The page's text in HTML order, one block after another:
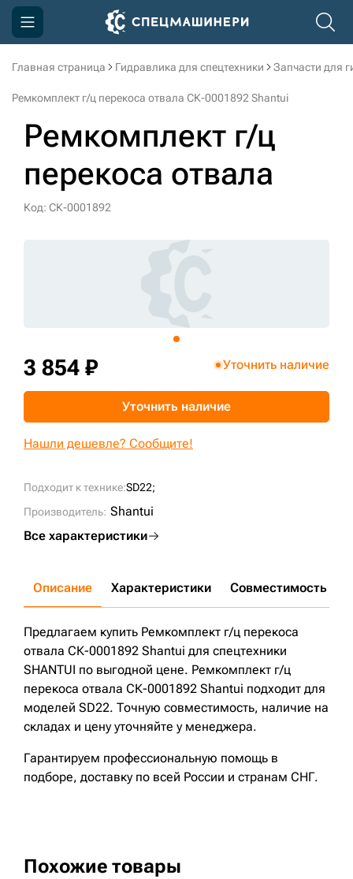
Главная страница Гидравлика для спецтехники Запчасти для
Ремкомплект г/ц перекоса отвала СК-0001892 Shantui
Ремкомплект г/ц
перекоса отвала
Код: СК-0001892
Подходит к технике:SD22;
Производитель: Shantui
Все характеристики
3 854 ₽ Уточнить наличие
Уточнить наличие
Нашли дешевле? Сообщите!
Описание Характеристики Совместимость
Предлагаем купить Ремкомплект г/ц перекоса
отвала СК-0001892 Shantui для спецтехники
SHANTUI по выгодной цене. Ремкомплект г/ц
перекоса отвала СК-0001892 Shantui подходит для
моделей SD22. Точную совместимость, наличие на
складах и цену уточняйте у менеджера.
Гарантируем профессиональную помощь в
подборе, доставку по всей России и странам СНГ.
Похожие товары
Компания
Доставка и оплата
Информация
Контакты
+7 (499) 394-50-93